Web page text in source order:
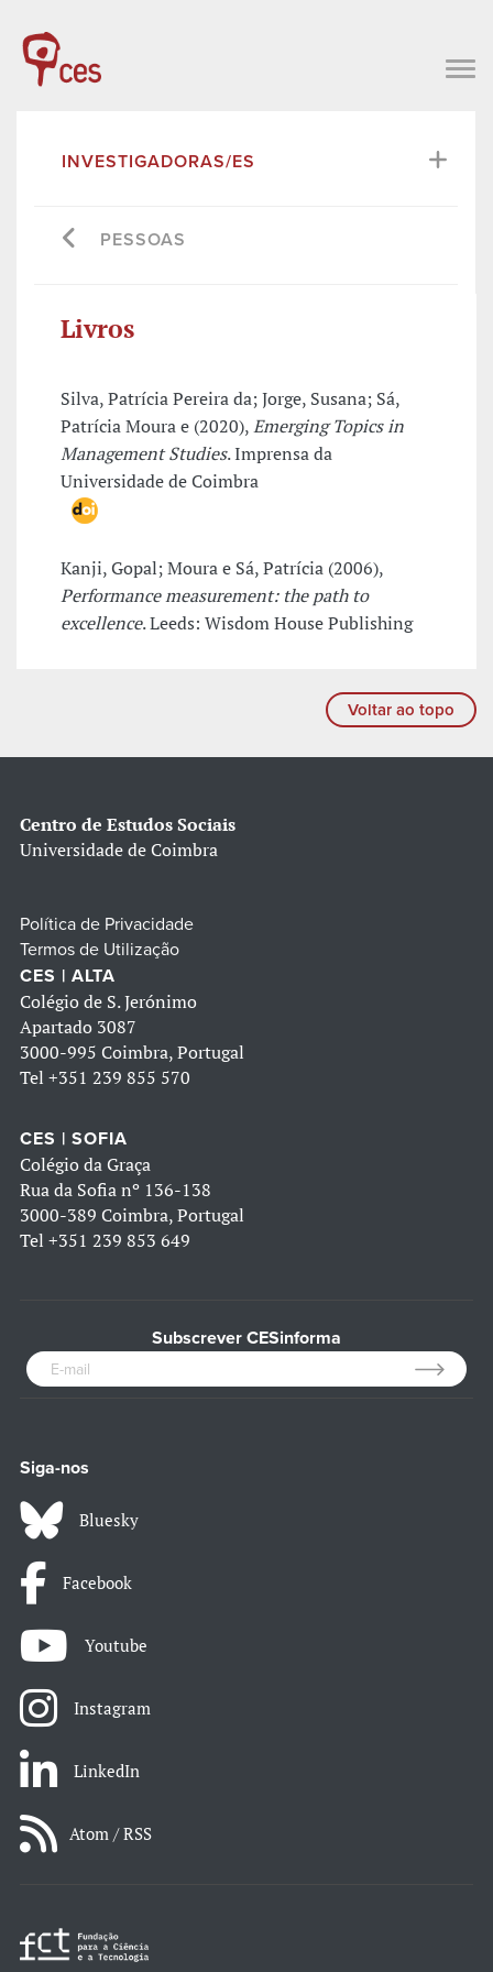
INVESTIGADORAS/ES
PESSOAS
Livros
Silva, Patrícia Pereira da; Jorge, Susana; Sá,
Patrícia Moura e (2020),Emerging Topics in
Management Studies. Imprensa da
Universidade de Coimbra
Kanji, Gopal; Moura e Sá, Patrícia (2006),
Performance measurement: the path to
excellence. Leeds: Wisdom House Publishing
Voltar ao topo
Centro de Estudos Sociais
Universidade de Coimbra
Política de Privacidade
Termos de Utilização
CES | ALTA
Colégio de S. Jerónimo
Apartado 3087
3000-995 Coimbra, Portugal
Tel +351 239 855 570
CES | SOFIA
Colégio da Graça
Rua da Sofia nº 136-138
3000-389 Coimbra, Portugal
Tel +351 239 853 649
Subscrever CESinforma
Siga-nos
Bluesky
Facebook
Youtube
Instagram
LinkedIn
Atom / RSS